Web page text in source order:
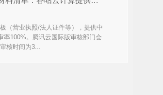
（营业执照/法人证件等），提供中
率100%。腾讯云国际版审核部门会
核时间为3...